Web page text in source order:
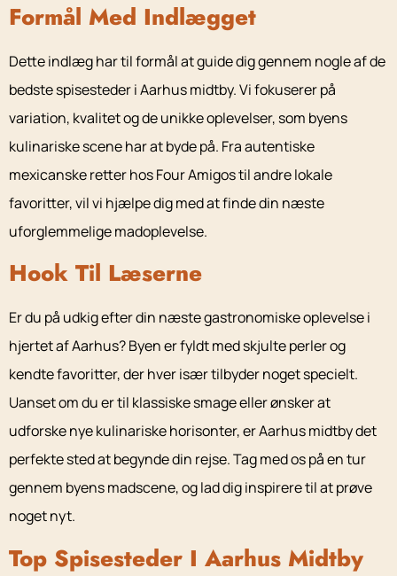
Formål Med Indlægget
Dette indlæg har til formål at guide dig gennem nogle af de
bedste spisesteder i Aarhus midtby. Vi fokuserer på
variation, kvalitet og de unikke oplevelser, som byens
kulinariske scene har at byde på. Fra autentiske
mexicanske retter hos Four Amigos til andre lokale
favoritter, vil vi hjælpe dig med at finde din næste
uforglemmelige madoplevelse.
Hook Til Læserne
Er du på udkig efter din næste gastronomiske oplevelse i
hjertet af Aarhus? Byen er fyldt med skjulte perler og
kendte favoritter, der hver især tilbyder noget specielt.
Uanset om du er til klassiske smage eller ønsker at
udforske nye kulinariske horisonter, er Aarhus midtby det
perfekte sted at begynde din rejse. Tag med os på en tur
gennem byens madscene, og lad dig inspirere til at prøve
noget nyt.
Top Spisesteder I Aarhus Midtby